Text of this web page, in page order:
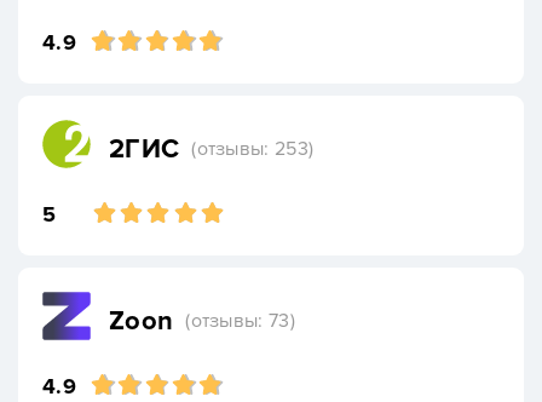
4.9
2ГИС (отзывы: 253)
5
Zoon (отзывы: 73)
4.9